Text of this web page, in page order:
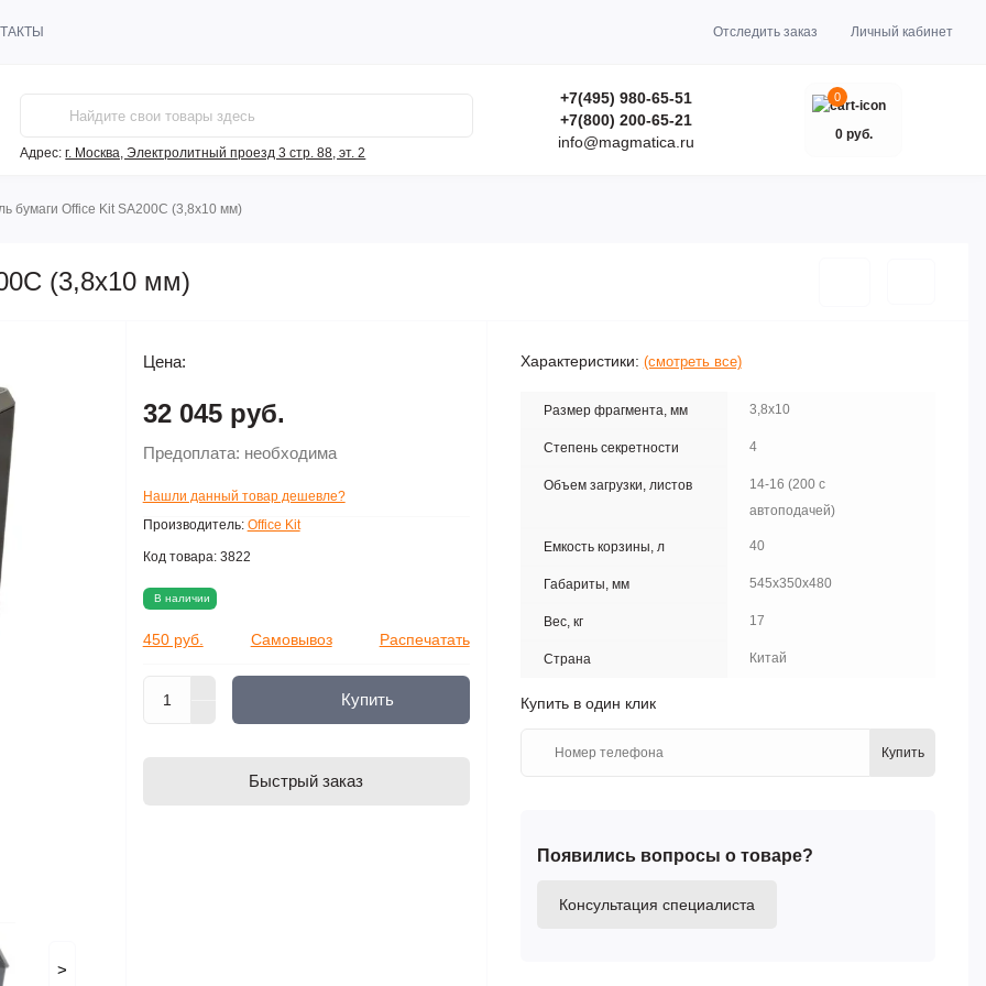
Отследить заказ Личный кабинет
Адрес: г. Москва, Электролитный проезд 3 стр. 88, эт. 2
+7(495) 980-65-51
+7(800) 200-65-21
info@magmatica.ru
0
0 руб.
бумаги Office Kit SA200C (3,8х10 мм)
(3,8х10 мм)
>
Производитель: Office Kit
Код товара: 3822
В наличии
450 руб. Самовывоз Распечатать
Цена:
32 045 руб.
Предоплата: необходима
Нашли данный товар дешевле?
Купить
Быстрый заказ
Характеристики: (смотреть все)
Размер фрагмента, мм 3,8x10
Степень секретности 4
Объем загрузки, листов
14-16 (200 с
автоподачей)
Емкость корзины, л 40
Габариты, мм 545х350х480
Вес, кг 17
Страна Китай
Купить в один клик
Купить
Появились вопросы о товаре?
Консультация специалиста